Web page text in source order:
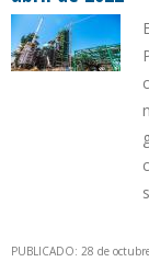
PUBLICADO: 28 de